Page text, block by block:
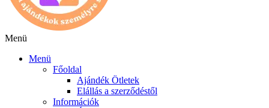
Menü
Menü
Főoldal
Ajándék Ötletek
Elállás a szerződéstől
Információk